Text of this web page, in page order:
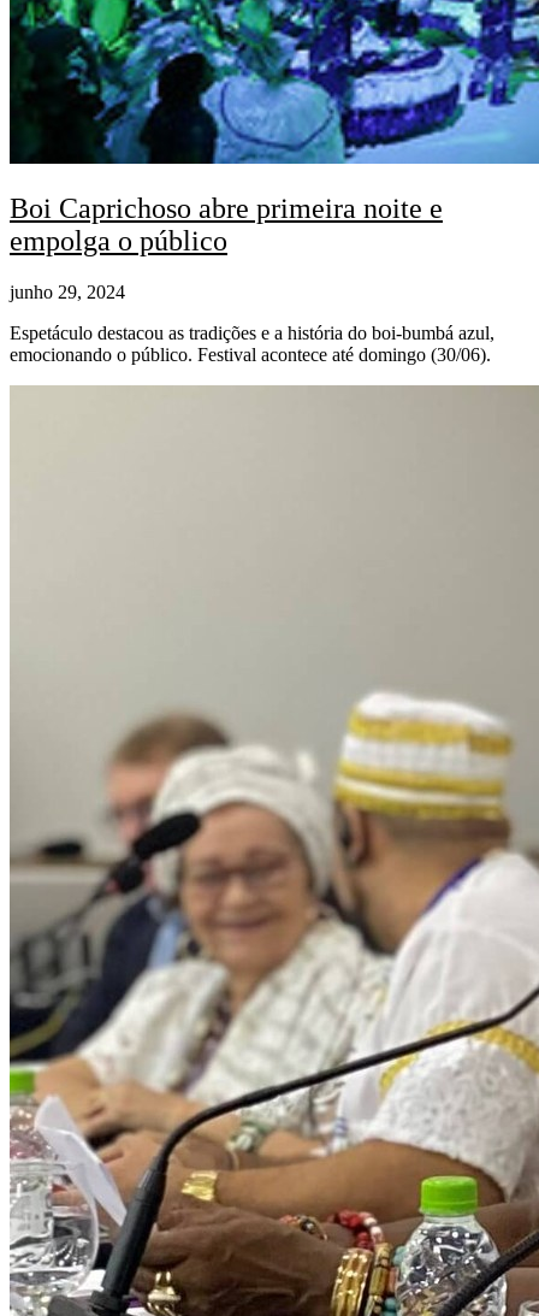
Boi Caprichoso abre primeira noite e
empolga o público
junho 29, 2024
Espetáculo destacou as tradições e a história do boi-bumbá azul,
emocionando o público. Festival acontece até domingo (30/06).